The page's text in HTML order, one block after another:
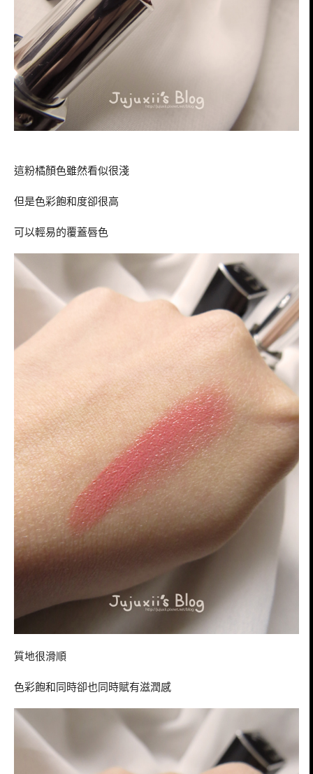
這粉橘顏色雖然看似很淺
但是色彩飽和度卻很高
可以輕易的覆蓋唇色
質地很滑順
色彩飽和同時卻也同時賦有滋潤感